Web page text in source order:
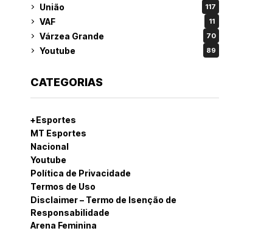
União 117
VAF 11
Várzea Grande 70
Youtube 89
CATEGORIAS
+Esportes
MT Esportes
Nacional
Youtube
Política de Privacidade
Termos de Uso
Disclaimer – Termo de Isenção de
Responsabilidade
Arena Feminina